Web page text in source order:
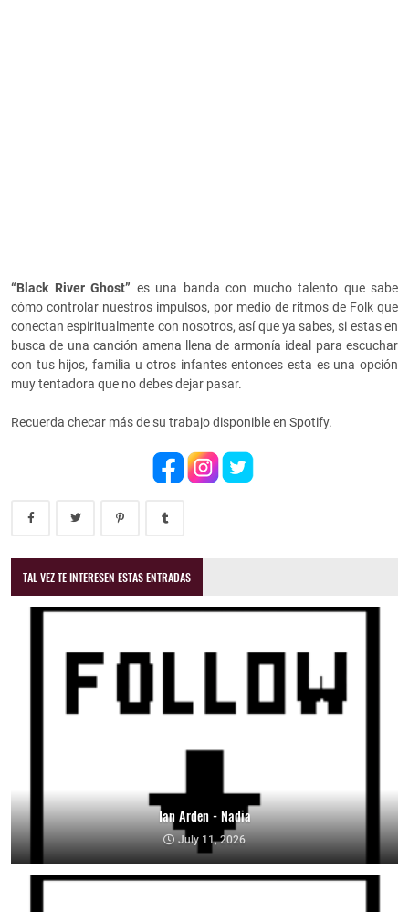
“Black River Ghost” es una banda con mucho talento que sabe
cómo controlar nuestros impulsos, por medio de ritmos de Folk que
conectan espiritualmente con nosotros, así que ya sabes, si estas en
busca de una canción amena llena de armonía ideal para escuchar
con tus hijos, familia u otros infantes entonces esta es una opción
muy tentadora que no debes dejar pasar.
Recuerda checar más de su trabajo disponible en Spotify.
TAL VEZ TE INTERESEN ESTAS ENTRADAS
Ian Arden - Nadia
July 11, 2026